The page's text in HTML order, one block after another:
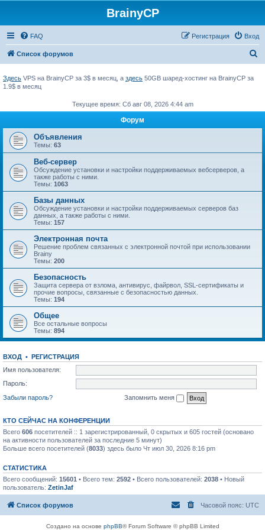
BrainyCP
FAQ Вход
Регистрация
Список форумов
к
Здесь VPS на BrainyCP за 3$ в месяц, а здесь 50GB шаред-хостинг на BrainyCP за
1.9$ в месяц
Текущее время: Сб авг 08, 2026 4:44 am
Форум
Объявления
Темы: 63
Веб-сервер
Обсуждение установки и настройки поддерживаемых вебсерверов, а
также работы с ними.
Темы: 1063
Базы данных
Обсуждение установки и настройки поддерживаемых серверов баз
данных, а также работы с ними.
Темы: 157
Электронная почта
Решение проблем связанных с электронной почтой при использовании
Brainy
Темы: 200
Безопасность
Защита сервера от взлома, антивирус, файрвол, SSL-сертификаты и
прочие вопросы, связанные с безопасностью данных.
Темы: 194
Общее
Все остальные вопросы
Темы: 894
ВХОД • РЕГИСТРАЦИЯ
Имя пользователя:
Пароль:
Забыли пароль?
Запомнить меня
КТО СЕЙЧАС НА КОНФЕРЕНЦИИ
Всего 606 посетителей :: 1 зарегистрированный, 0 скрытых и 605 гостей (основано
на активности пользователей за последние 5 минут)
Больше всего посетителей (8033) здесь было Чт июл 30, 2026 8:16 pm
СТАТИСТИКА
Всего сообщений: 15601 • Всего тем: 2592 • Всего пользователей: 2038 • Новый
пользователь: ZetinJaf
Список форумов Часовой пояс: UTC
Создано на основе phpBB® Forum Software © phpBB Limited